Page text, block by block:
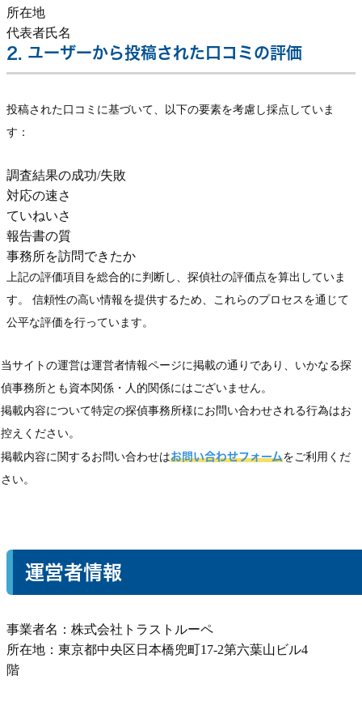
所在地
代表者氏名
2. ユーザーから投稿された口コミの評価
投稿された口コミに基づいて、以下の要素を考慮し採点していま
す：
調査結果の成功/失敗
対応の速さ
ていねいさ
報告書の質
事務所を訪問できたか
上記の評価項目を総合的に判断し、探偵社の評価点を算出していま
す。 信頼性の高い情報を提供するため、これらのプロセスを通じて
公平な評価を行っています。
当サイトの運営は運営者情報ページに掲載の通りであり、いかなる探
偵事務所とも資本関係・人的関係にはございません。
掲載内容について特定の探偵事務所様にお問い合わせされる行為はお
控えください。
掲載内容に関するお問い合わせはお問い合わせフォームをご利用くだ
さい。
運営者情報
事業者名：株式会社トラストルーペ
所在地：東京都中央区日本橋兜町17-2第六葉山ビル4